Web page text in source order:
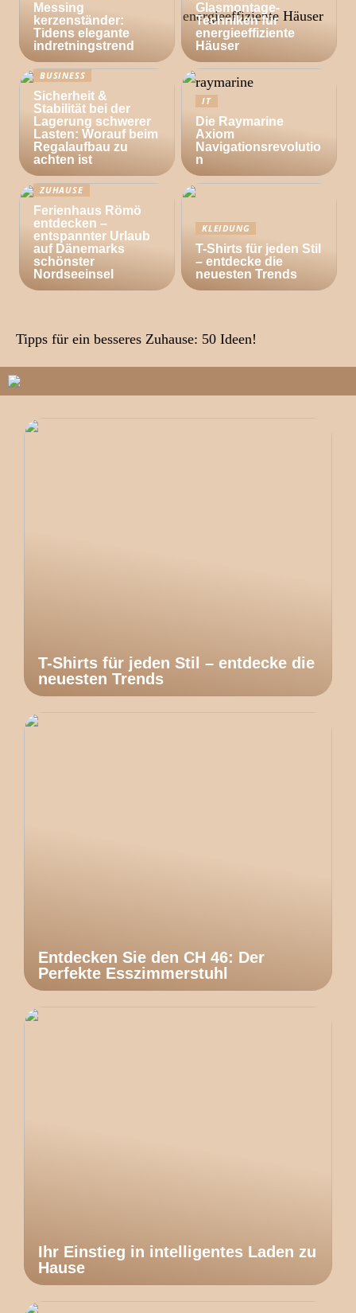
Messing
kerzenständer:
Tidens elegante
indretningstrend
Glasmontage-
Techniken für
energieeffiziente
Häuser
BUSINESS
Sicherheit &
Stabilität bei der
Lagerung schwerer
Lasten: Worauf beim
Regalaufbau zu
achten ist
IT
Die Raymarine
Axiom
Navigationsrevolutio
n
ZUHAUSE
Ferienhaus Römö
entdecken –
entspannter Urlaub
auf Dänemarks
schönster
Nordseeinsel
KLEIDUNG
T-Shirts für jeden Stil
– entdecke die
neuesten Trends
Tipps für ein besseres Zuhause: 50 Ideen!
T-Shirts für jeden Stil – entdecke die
neuesten Trends
Entdecken Sie den CH 46: Der
Perfekte Esszimmerstuhl
Ihr Einstieg in intelligentes Laden zu
Hause